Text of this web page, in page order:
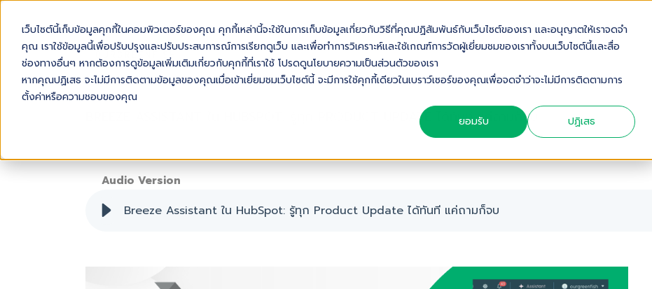
เว็บไซต์นี้เก็บข้อมูลคุกกี้ในคอมพิวเตอร์ของคุณ คุกกี้เหล่านี้จะใช้ในการเก็บข้อมูลเกี่ยวกับวิธีที่คุณปฏิสัมพันธ์กับเว็บไซต์ของเรา และอนุญาตให้เราจดจำ
คุณ เราใช้ข้อมูลนี้เพื่อปรับปรุงและปรับประสบการณ์การเรียกดูเว็บ และเพื่อทำการวิเคราะห์และใช้เกณฑ์การวัดผู้เยี่ยมชมของเราทั้งบนเว็บไซต์นี้และสื่อ
ช่องทางอื่นๆ หากต้องการดูข้อมูลเพิ่มเติมเกี่ยวกับคุกกี้ที่เราใช้ โปรดดูนโยบายความเป็นส่วนตัวของเรา
หากคุณปฏิเสธ จะไม่มีการติดตามข้อมูลของคุณเมื่อเข้าเยี่ยมชมเว็บไซต์นี้ จะมีการใช้คุกกี้เดียวในเบราว์เซอร์ของคุณเพื่อจดจำว่าจะไม่มีการติดตามการ
ตั้งค่าหรือความชอบของคุณ
ยอมรับ
ปฏิเสธ
ABOUT US SOLUTIONS INDUSTRIES SERVICES & SUPPORT
BREEZE ASSISTANT ใน HUBSPOT: รู้ทุก PRODUCT UPDATE ได้ทันที แค่ถามก็จบ
Audio Version
Breeze Assistant ใน HubSpot: รู้ทุก Product Update ได้ทันที แค่ถามก็จบ